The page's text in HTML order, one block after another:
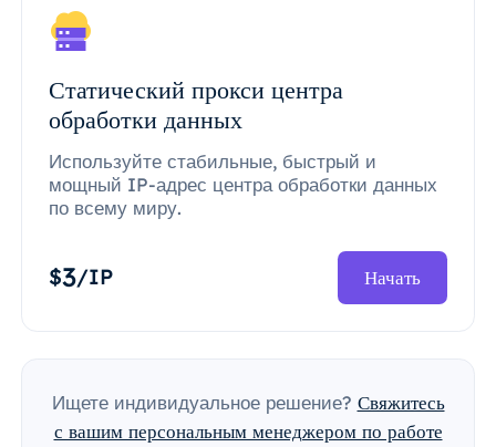
Статический прокси центра
обработки данных
Используйте стабильные, быстрый и
мощный IP-адрес центра обработки данных
по всему миру.
$3/IP Начать
Ищете индивидуальное решение? Свяжитесь
с вашим персональным менеджером по работе